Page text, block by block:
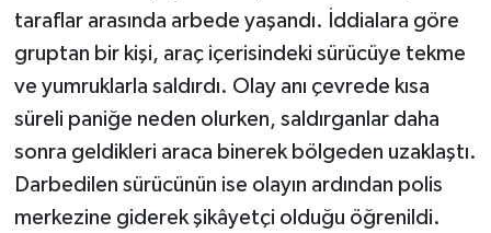
taraflar arasında arbede yaşandı. İddialara göre
gruptan bir kişi, araç içerisindeki sürücüye tekme
ve yumruklarla saldırdı. Olay anı çevrede kısa
süreli paniğe neden olurken, saldırganlar daha
sonra geldikleri araca binerek bölgeden uzaklaştı.
Darbedilen sürücünün ise olayın ardından polis
merkezine giderek şikâyetçi olduğu öğrenildi.